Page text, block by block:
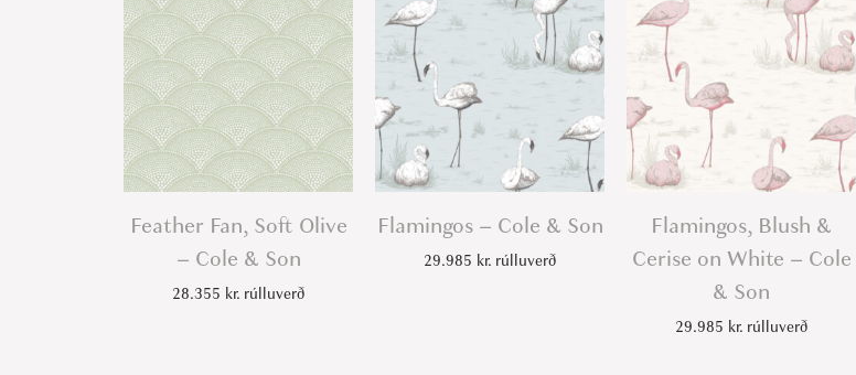
i
t
Feather Fan, Soft Olive
– Cole & Son
28.355 kr. rúlluverð
Flamingos – Cole & Son
29.985 kr. rúlluverð
Flamingos, Blush &
Cerise on White – Cole
& Son
29.985 kr. rúlluverð